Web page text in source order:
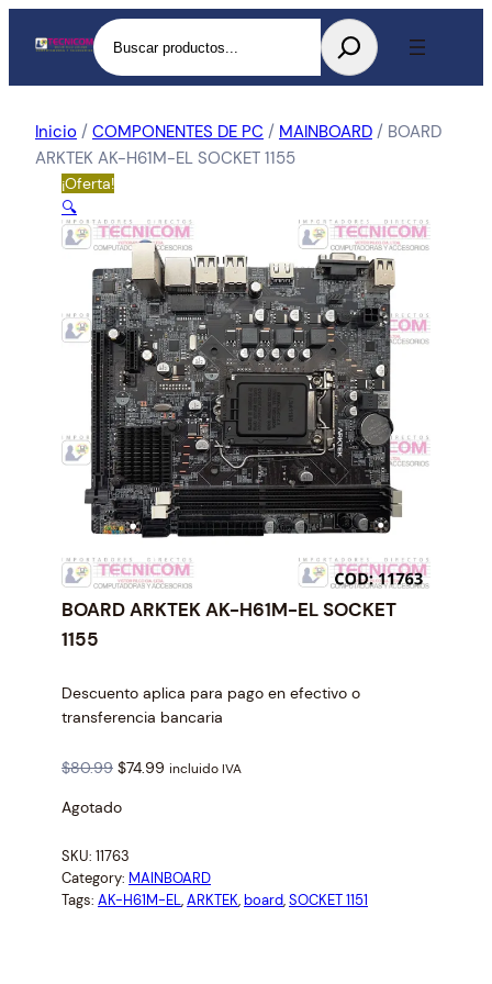
Buscar
Inicio / COMPONENTES DE PC / MAINBOARD / BOARD
ARKTEK AK-H61M-EL SOCKET 1155
¡Oferta!
🔍
BOARD ARKTEK AK-H61M-EL SOCKET
1155
Descuento aplica para pago en efectivo o
transferencia bancaria
$80.99 O
i
i
n
a
$74.99 C
n
t
incluido IVA
Agotado
SKU: 11763
Category: MAINBOARD
Tags: AK-H61M-EL, ARKTEK, board, SOCKET 1151